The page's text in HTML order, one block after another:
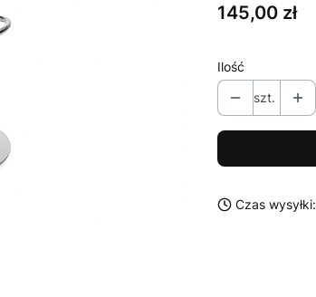
Cena
145,00 zł
Ilość
szt.
Czas wysyłki: